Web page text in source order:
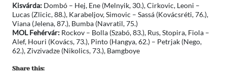
Kisvárda: Dombó – Hej, Ene (Melnyik, 30.), Cirkovic, Leoni –
Lucas (Zlicic, 88.), Karabeljov, Simovic – Sassá (Kovácsréti, 76.),
Viana (Jelena, 87.), Bumba (Navratil, 75.)
MOL Fehérvár: Rockov – Bolla (Szabó, 83.), Rus, Stopira, Fiola –
Alef, Houri (Kovács, 73.), Pinto (Hangya, 62.) – Petrjak (Nego,
62.), Zivzivadze (Nikolics, 73.), Bamgboye
Share this: